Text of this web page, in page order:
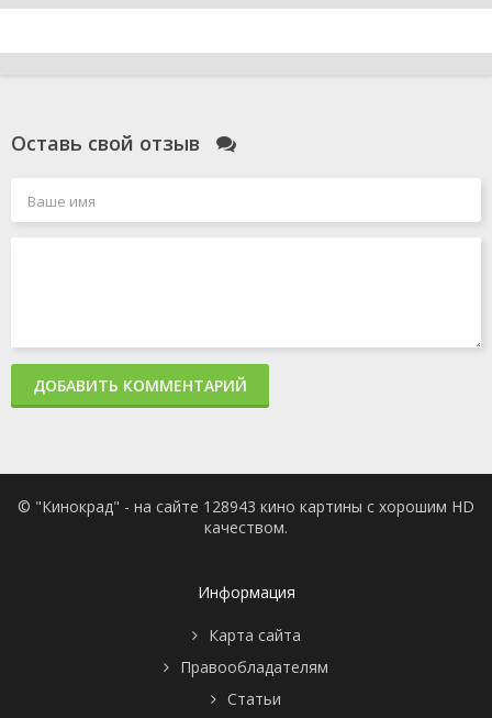
Оставь свой отзыв
ДОБАВИТЬ КОММЕНТАРИЙ
© "Кинокрад" - на сайте 128943 кино картины с хорошим HD
качеством.
Информация
Карта сайта
Правообладателям
Статьи